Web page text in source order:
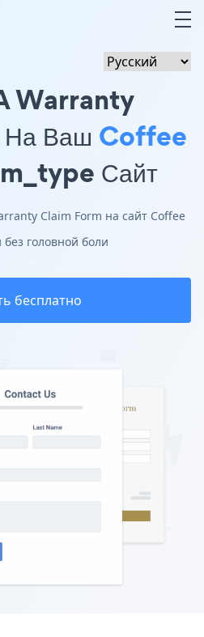
Warranty
Ваш Coffee
Сайт
Claim Form на сайт Coffee
головной боли
бесплатно